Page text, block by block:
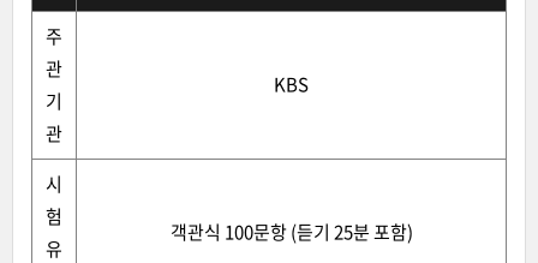
주
관
기
관
KBS
시
험
유
객관식 100문항 (듣기 25분 포함)